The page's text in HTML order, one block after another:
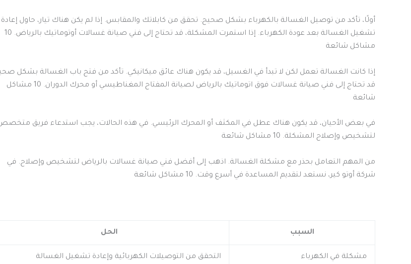
أولًا، تأكد من توصيل الغسالة بالكهرباء بشكل صحيح. تحقق من كابلاتك والمقابس. إذا لم يكن هناك تيار، حاول إعادة
تشغيل الغسالة بعد عودة الكهرباء. إذا استمرت المشكلة، قد تحتاج إلى فني صيانة غسالات أوتوماتيك بالرياض. 10
مشاكل شائعة
إذا كانت الغسالة تعمل لكن لا تبدأ في الغسيل، قد يكون هناك عائق ميكانيكي. تأكد من فتح باب الغسالة بشكل
قد تحتاج إلى فني صيانة غسالات فوق اتوماتيك بالرياض لصيانة المفتاح المغناطيسي أو محرك الدوران. 10 مشاكل
شائعة
في بعض الأحيان، قد يكون هناك عطل في المكثف أو المحرك الرئيسي. في هذه الحالات، يجب استدعاء فريق
لتشخيص وإصلاح المشكلة. 10 مشاكل شائعة
من المهم التعامل بحذر مع مشكلة الغسالة. اذهب إلى أفضل فني صيانة غسالات بالرياض لتشخيص وإصلاح. في
شركة أوتو كير، نستعد لتقديم المساعدة في أسرع وقت. 10 مشاكل شائعة
السبب الحل
مشكلة في الكهرباء التحقق من التوصيلات الكهربائية وإعادة تشغيل الغسالة